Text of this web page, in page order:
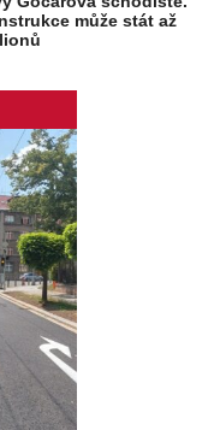
může stát až